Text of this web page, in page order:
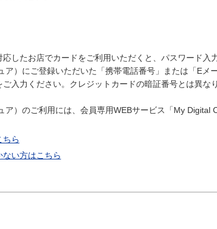
したお店でカードをご利用いただくと、パスワード入
ア）にご登録いただいた「携帯電話番号」または「Eメ
ご入力ください。クレジットカードの暗証番号とは異なり
ア）のご利用には、会員専用WEBサービス「My Digital
ちら
い方はこちら